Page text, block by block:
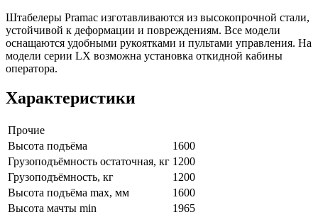
Штабелеры Pramac изготавливаются из высокопрочной стали,
устойчивой к деформации и повреждениям. Все модели
оснащаются удобными рукоятками и пультами управления. На
модели серии LX возможна установка откидной кабины
оператора.
Характеристики
Прочие
Высота подъёма
1600
Грузоподъёмность остаточная, кг 1200
Грузоподъёмность, кг
1200
Высота подъёма max, мм
1600
Высота мачты min
1965